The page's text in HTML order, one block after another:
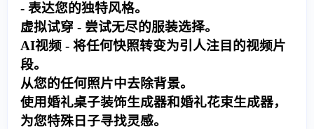
- 表达您的独特风格。
虚拟试穿 - 尝试无尽的服装选择。
AI视频 - 将任何快照转变为引人注目的视频片
段。
从您的任何照片中去除背景。
使用婚礼桌子装饰生成器和婚礼花束生成器，
为您特殊日子寻找灵感。